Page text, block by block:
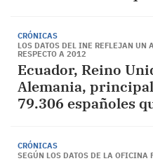
CRÓNICAS
LOS DATOS DEL INE REFLEJAN
RESPECTO A 2012
Ecuador, Reino
Alemania,
79.306 españoles
CRÓNICAS
SEGÚN LOS DATOS DE LA OFICINA